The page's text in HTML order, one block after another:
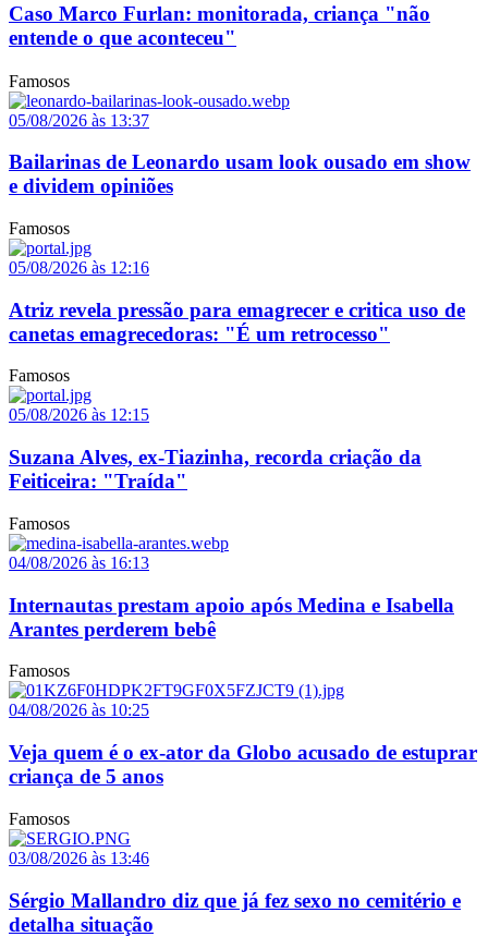
Caso Marco Furlan: monitorada, criança "não
entende o que aconteceu"
Famosos
05/08/2026 às 13:37
Bailarinas de Leonardo usam look ousado em show
e dividem opiniões
Famosos
05/08/2026 às 12:16
Atriz revela pressão para emagrecer e critica uso de
canetas emagrecedoras: "É um retrocesso"
Famosos
05/08/2026 às 12:15
Suzana Alves, ex-Tiazinha, recorda criação da
Feiticeira: "Traída"
Famosos
04/08/2026 às 16:13
Internautas prestam apoio após Medina e Isabella
Arantes perderem bebê
Famosos
04/08/2026 às 10:25
Veja quem é o ex-ator da Globo acusado de estuprar
criança de 5 anos
Famosos
03/08/2026 às 13:46
Sérgio Mallandro diz que já fez sexo no cemitério e
detalha situação